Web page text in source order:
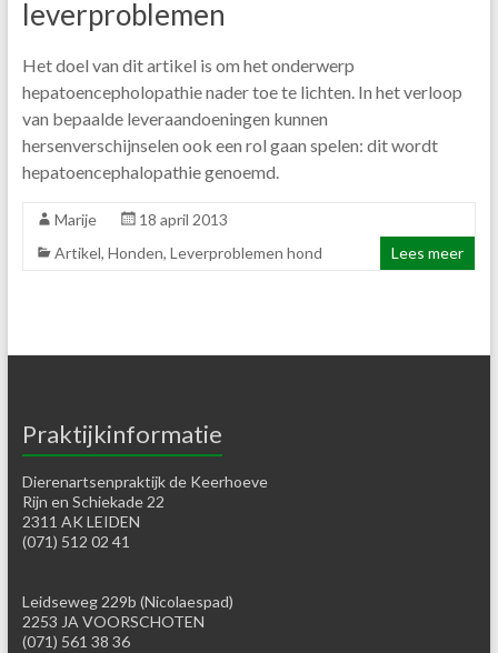
leverproblemen
Het doel van dit artikel is om het onderwerp
hepatoencepholopathie nader toe te lichten. In het verloop
van bepaalde leveraandoeningen kunnen
hersenverschijnselen ook een rol gaan spelen: dit wordt
hepatoencephalopathie genoemd.
Marije
18 april 2013
Artikel, Honden, Leverproblemen hond Lees meer
Praktijkinformatie
Dierenartsenpraktijk de Keerhoeve
Rijn en Schiekade 22
2311 AK LEIDEN
(071) 512 02 41
Leidseweg 229b (Nicolaespad)
2253 JA VOORSCHOTEN
(071) 561 38 36